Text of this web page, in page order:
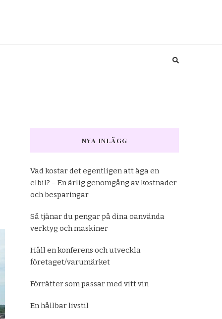
NYA INLÄGG
Vad kostar det egentligen att äga en
elbil? – En ärlig genomgång av kostnader
och besparingar
Så tjänar du pengar på dina oanvända
verktyg och maskiner
Håll en konferens och utveckla
företaget/varumärket
Förrätter som passar med vitt vin
En hållbar livstil